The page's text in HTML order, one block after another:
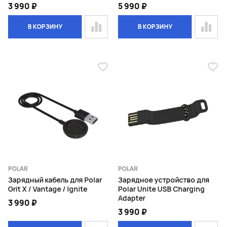
3 990 ₽
В КОРЗИНУ
5 990 ₽
В КОРЗИНУ
POLAR
Зарядный кабель для Polar
Grit X / Vantage / Ignite
3 990 ₽
POLAR
Зарядное устройство для
Polar Unite USB Charging
Adapter
3 990 ₽